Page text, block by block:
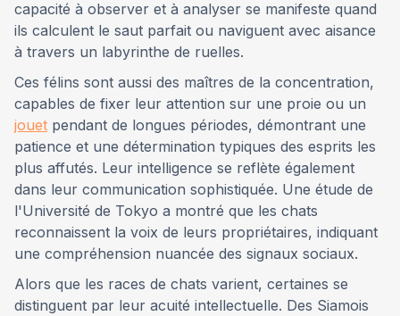
capacité à observer et à analyser se manifeste quand
ils calculent le saut parfait ou naviguent avec aisance
à travers un labyrinthe de ruelles.
Ces félins sont aussi des maîtres de la concentration,
capables de fixer leur attention sur une proie ou un
jouet pendant de longues périodes, démontrant une
patience et une détermination typiques des esprits les
plus affutés. Leur intelligence se reflète également
dans leur communication sophistiquée. Une étude de
l'Université de Tokyo a montré que les chats
reconnaissent la voix de leurs propriétaires, indiquant
une compréhension nuancée des signaux sociaux.
Alors que les races de chats varient, certaines se
distinguent par leur acuité intellectuelle. Des Siamois